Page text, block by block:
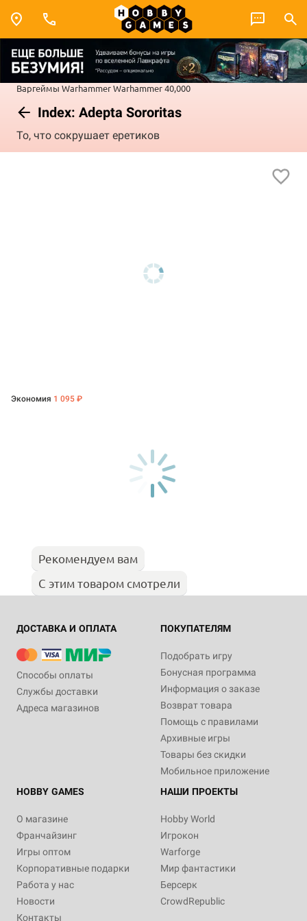
Варгеймы WarhammerWarhammer 40,000
Index: Adepta Sororitas
То, что сокрушает еретиков
Экономия 1 095 ₽
Рекомендуем вам
С этим товаром смотрели
ДОСТАВКА И ОПЛАТА
Способы оплаты
Службы доставки
Адреса магазинов
ПОКУПАТЕЛЯМ
Подобрать игру
Бонусная программа
Информация о заказе
Возврат товара
Помощь с правилами
Архивные игры
Товары без скидки
Мобильное приложение
HOBBY GAMES
О магазине
Франчайзинг
Игры оптом
Корпоративные подарки
Работа у нас
Новости
Контакты
НАШИ ПРОЕКТЫ
Hobby World
Игрокон
Warforge
Мир фантастики
Берсерк
CrowdRepublic